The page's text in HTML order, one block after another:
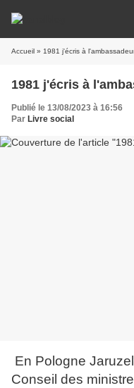
Accueil » 1981 j'écris à
1981 j'écris à
Publié le 13/08/2023 à 16:56
Par Livre social
En Pologne
Conseil des